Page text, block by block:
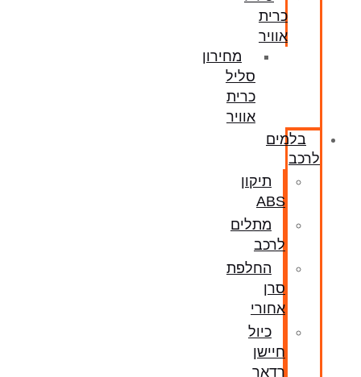
כרית
אוויר
מחירון
סליל
כרית
אוויר
בלמים
לרכב
תיקון
ABS
מתלים
לרכב
החלפת
סרן
אחורי
כיול
חיישן
רדאר